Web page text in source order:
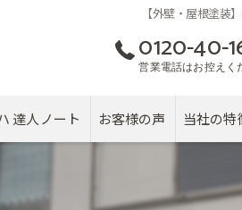
【外壁・屋根塗装
0120-40-
営業電話はお控えく
達人ノート お客様の声 当社の特